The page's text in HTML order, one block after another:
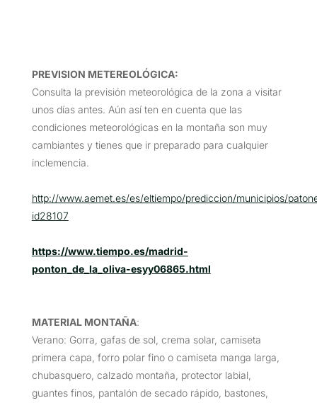
PREVISION METEREOLÓGICA:
Consulta la previsión meteorológica de la zona a visitar
unos días antes. Aún así ten en cuenta que las
condiciones meteorológicas en la montaña son muy
cambiantes y tienes que ir preparado para cualquier
inclemencia.
http://www.aemet.es/es/eltiempo/prediccion/municipios/
id28107
https://www.tiempo.es/madrid-
ponton_de_la_oliva-esyy06865.html
MATERIAL MONTAÑA:
Verano: Gorra, gafas de sol, crema solar, camiseta
primera capa, forro polar fino o camiseta manga larga,
chubasquero, calzado montaña, protector labial,
guantes finos, pantalón de secado rápido, bastones,